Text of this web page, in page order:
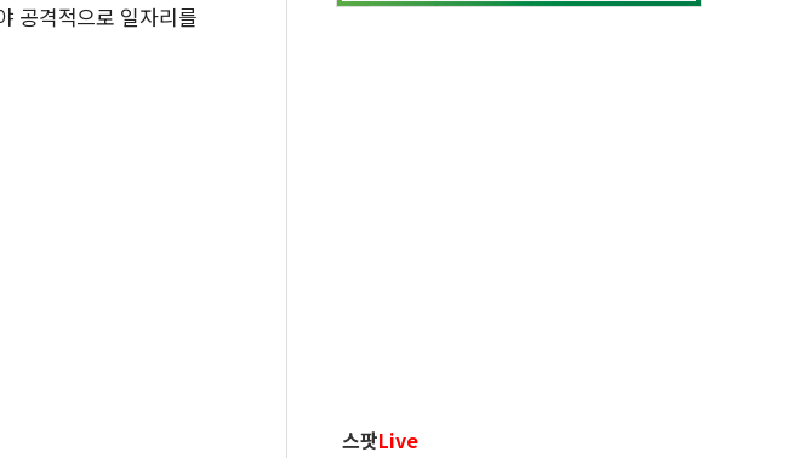
공격적으로 일자리를
스팟Live